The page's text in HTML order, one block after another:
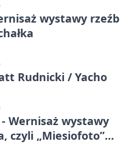
wystawy rzeźb
Rudnicki / Yacho
Wernisaż wystawy
czyli „Miesiofoto”